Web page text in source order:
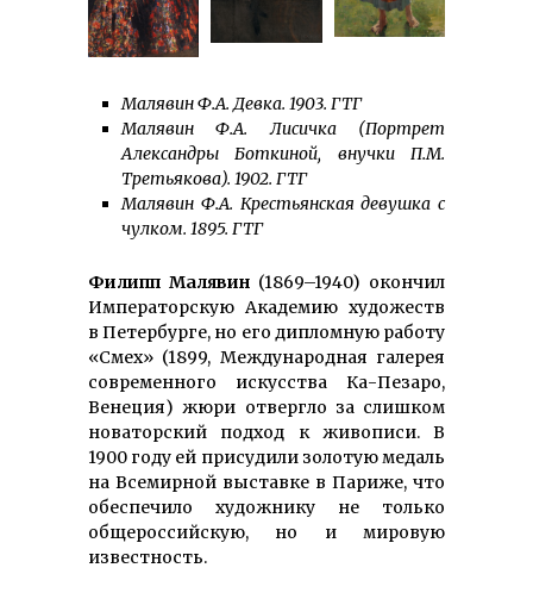
Малявин Ф.А. Девка. 1903. ГТГ
Малявин Ф.А. Лисичка (Портрет
Александры Боткиной, внучки П.М.
Третьякова). 1902. ГТГ
Малявин Ф.А. Крестьянская девушка с
чулком. 1895. ГТГ
Филипп Малявин (1869–1940) окончил
Императорскую Академию художеств
в Петербурге, но его дипломную работу
«Смех» (1899, Международная га­лерея
совре­мен­ного искусства Ка-Пе­заро,
Венеция) жю­ри отвергло за слишком
нова­торский подход к живописи. В
1900 году ей присудили золотую медаль
на Всемирной выставке в Париже, что
обес­печило художнику не только
обще­рос­сий­скую, но и мировую
известность.